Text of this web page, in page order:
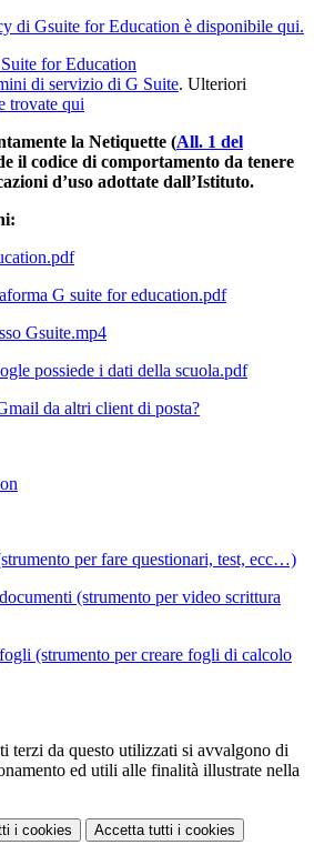
di Gsuite for Education è disponibile qui.
for Education
di servizio di G Suite. Ulteriori
trovate qui
la Netiquette (All. 1 del
il codice di comportamento da tenere
d’uso adottate dall’Istituto.
G suite for education.pdf
Gsuite.mp4
possiede i dati della scuola.pdf
da altri client di posta?
per fare questionari, test, ecc…)
documenti (strumento per video scrittura
(strumento per creare fogli di calcolo
terzi da questo utilizzati si avvalgono di
ed utili alle finalità illustrate nella
i cookies Accetta tutti i cookies